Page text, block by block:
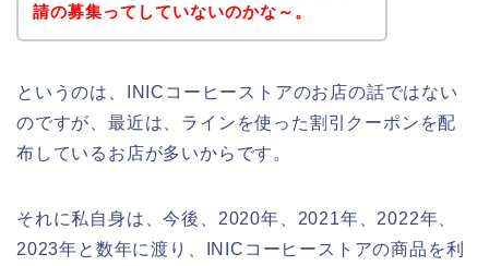
請の募集ってしていないのかな～。
というのは、INICコーヒーストアのお店の話ではない
のですが、最近は、ラインを使った割引クーポンを配
布しているお店が多いからです。
それに私自身は、今後、2020年、2021年、2022年、
2023年と数年に渡り、INICコーヒーストアの商品を利